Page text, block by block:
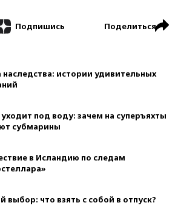
Подпишись Поделиться
наследства: истории удивительных
уходит под воду: зачем на суперъяхты
субмарины
в Исландию по следам
выбор: что взять с собой в отпуск?